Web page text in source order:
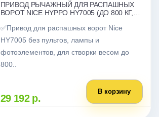
ПРИВОД РЫЧАЖНЫЙ ДЛЯ РАСПАШНЫХ
ВОРОТ NICE HYPPO HY7005 (ДО 800 КГ,
✅Привод для распашных ворот Nice
HY7005 без пультов, лампы и
фотоэлементов, для створки весом до
800..
29 192 р.
В корзину